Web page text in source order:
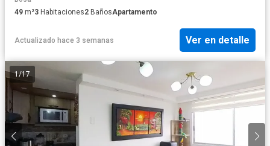
49 m²3 Habitaciones2 BañosApartamento
Actualizado hace 3 semanas Ver en detalle
1/17